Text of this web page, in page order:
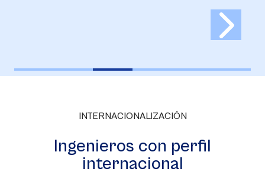
INTERNACIONALIZACIÓN
Ingenieros con perfil
internacional